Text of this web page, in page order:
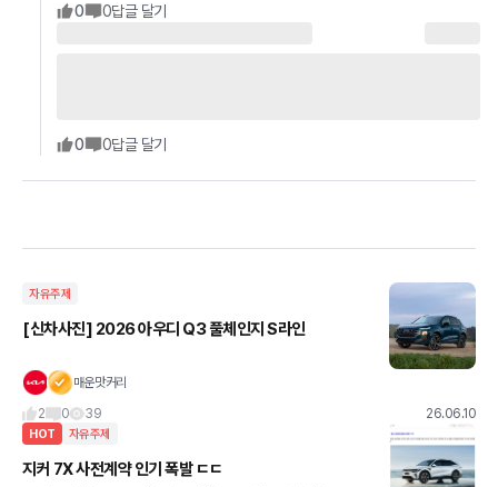
0 0답글 달기
0 0답글 달기
자유주제
[신차사진] 2026 아우디 Q3 풀체인지 S라인
매운맛커리
2
0 39 26.06.10
HOT 자유주제
지커 7X 사전계약 인기 폭발 ㄷㄷ